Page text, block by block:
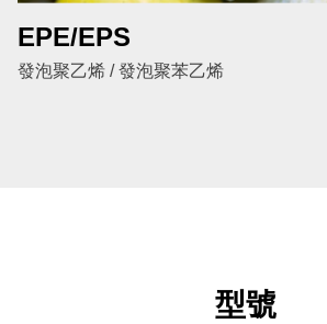
EPE/EPS
發泡聚乙烯 / 發泡聚苯乙烯
型號